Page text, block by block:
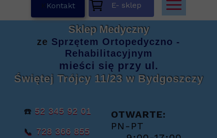
Kontakt
☎️ 52 345 92 01
📞 728 366 855
OTWARTE:
PN-PT
Sklep Medyczny
ze Sprzętem Ortopedyczno -
Rehabilitacyjnym
mieści się przy ul.
Świętej Trójcy 11/23 w Bydgoszczy
E- sklep